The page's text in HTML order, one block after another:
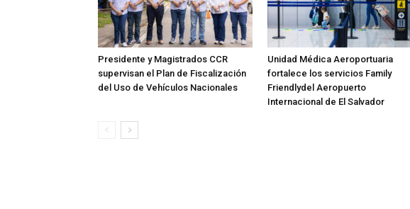
Presidente y Magistrados CCR
supervisan el Plan de Fiscalización
del Uso de Vehículos Nacionales
Unidad Médica Aeroportuaria
fortalece los servicios Family
Friendlydel Aeropuerto
Internacional de El Salvador